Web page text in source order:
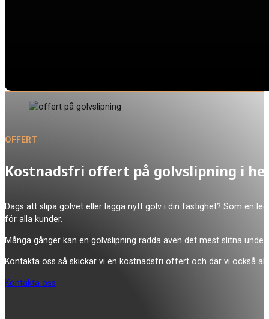
Kostnadsfri offert på golvslipning i
Dags att slipa golvet eller lägga nytt golv i din fastighet? Som en
för alla kunder.
Många gånger kan en golvslipning rädda även det mest slitna
Kontakta oss så skickar vi en kostnadsfri offert och där vi också
OFFERT
Kontakta oss